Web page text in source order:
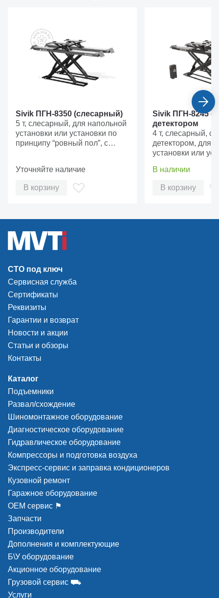
Усиленная конструкция и увеличенный
ресурс узлов
По сравнению с обычным ножничным
подъемником:
платформы, увеличена на 40-50%. Добавлены
дополнительные ребра жесткости – никаких
деформаций при работе с тяжелыми автомобилями
Толщина рычагов ножниц увеличена более чем в
1,5 раза и достигает 35,0 мм – минимум
деформации силовых элементов подъемника при
предельных нагрузках.
Повышенная жесткость и устойчивость
при нагрузках
Sivik ПГН-8350 (слесарный)
5 т, слесарный, для напольной
установки или установки по
принципу “ровный пол”, с
Уточняйте наличие
В корзину
Sivik ПГН-8245
детектором
4 т, слесарный, с
детектором, для
установки или
подъемником
В наличии
В корзину
СТО под ключ
Сервисная служба
Сертификаты
Реквизиты
Гарантии и возврат
Новости и акции
Статьи и обзоры
Контакты
Каталог
Подъемники
Развал/схождение
Шиномонтажное оборудование
Диагностическое оборудование
Гидравлическое оборудование
Компрессоры и подготовка воздуха
Экспресс-сервис и заправка кондиционеров
Кузовной ремонт
Гаражное оборудование
ОЕМ сервис ⚑
Запчасти
Производители
Дополнения и комплектующие
Б\У оборудование
Акционное оборудование
Грузовой сервис ⛟
Услуги